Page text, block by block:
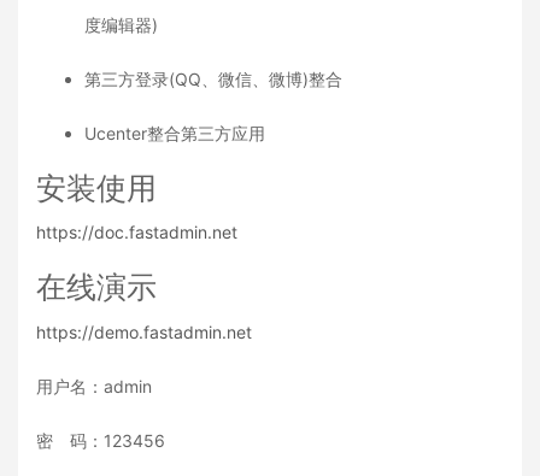
度编辑器)
第三方登录(QQ、微信、微博)整合
Ucenter整合第三方应用
安装使用
https://doc.fastadmin.net
在线演示
https://demo.fastadmin.net
用户名：admin
密 码：123456